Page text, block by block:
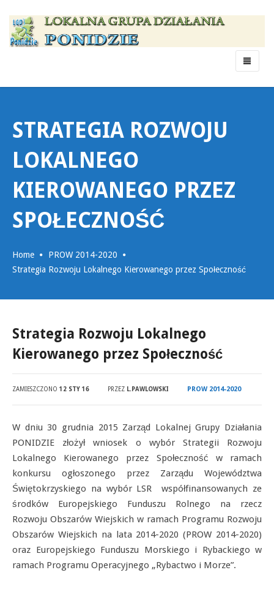
Menu
STRATEGIA ROZWOJU
LOKALNEGO
KIEROWANEGO PRZEZ
SPOŁECZNOŚĆ
Home
PROW 2014-2020
Strategia Rozwoju Lokalnego Kierowanego przez Społeczność
Strategia Rozwoju Lokalnego
Kierowanego przez Społeczność
ZAMIESZCZONO 12 STY 16 PRZEZ L.PAWLOWSKI PROW 2014-2020
W dniu 30 grudnia 2015 Zarząd Lokalnej Grupy Działania
PONIDZIE złożył wniosek o wybór Strategii Rozwoju
Lokalnego Kierowanego przez Społeczność w ramach
konkursu ogłoszonego przez Zarządu Województwa
Świętokrzyskiego na wybór LSR współfinansowanych ze
środków Europejskiego Funduszu Rolnego na rzecz
Rozwoju Obszarów Wiejskich w ramach Programu Rozwoju
Obszarów Wiejskich na lata 2014-2020 (PROW 2014-2020)
oraz Europejskiego Funduszu Morskiego i Rybackiego w
ramach Programu Operacyjnego „Rybactwo i Morze”.